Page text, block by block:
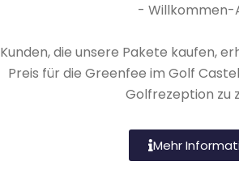
- Willkommen-
Kunden, die unsere Pakete kaufen,
Preis für die Greenfee im Golf
Golfrezeption zu
Mehr